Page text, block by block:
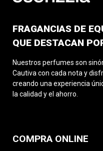
FRAGANCIAS DE
QUE DESTACAN
Nuestros perfumes son
Cautiva con cada nota y
creando una experiencia
la calidad y el ahorro.
COMPRA ONLINE